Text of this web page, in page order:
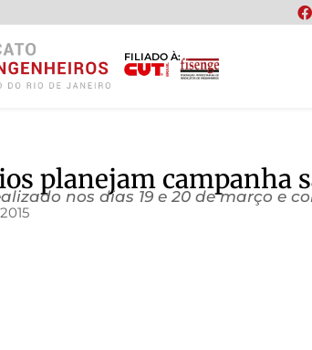
FILIADO À:
planejam campanha
nos dias 19 e 20 de março e